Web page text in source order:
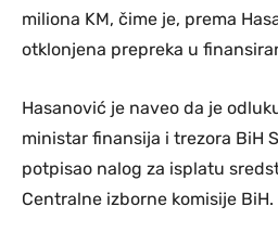
miliona KM, čime je, prema
otklonjena prepreka u
Hasanović je naveo da je
ministar finansija i trezora BiH
potpisao nalog za isplatu
Centralne izborne komisije BiH.